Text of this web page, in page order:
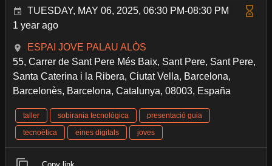
TUESDAY, MAY 06, 2025, 06:30 PM-08:30 PM
1 year ago
ESPAI JOVE PALAU ALÒS
55, Carrer de Sant Pere Més Baix, Sant Pere, Sant Pere,
Santa Caterina i la Ribera, Ciutat Vella, Barcelona,
Barcelonès, Barcelona, Catalunya, 08003, España
taller sobirania tecnològica
presentació guia
tecnoètica
eines digitals joves